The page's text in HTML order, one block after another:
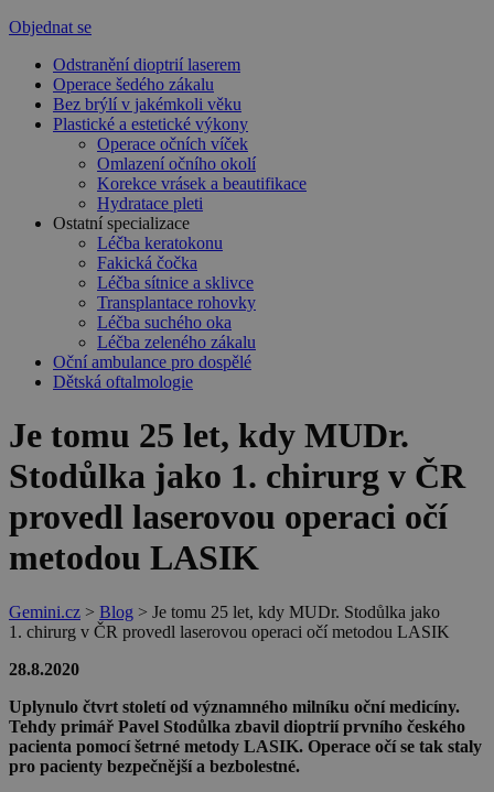
Objednat se
Odstranění dioptrií laserem
Operace šedého zákalu
Bez brýlí v jakémkoli věku
Plastické a estetické výkony
Operace očních víček
Omlazení očního okolí
Korekce vrásek a beautifikace
Hydratace pleti
Ostatní specializace
Léčba keratokonu
Fakická čočka
Léčba sítnice a sklivce
Transplantace rohovky
Léčba suchého oka
Léčba zeleného zákalu
Oční ambulance pro dospělé
Dětská oftalmologie
Je tomu 25 let, kdy MUDr.
Stodůlka jako 1. chirurg v ČR
provedl laserovou operaci očí
metodou LASIK
Gemini.cz > Blog > Je tomu 25 let, kdy MUDr. Stodůlka jako
1. chirurg v ČR provedl laserovou operaci očí metodou LASIK
28.8.2020
Uplynulo čtvrt století od významného milníku oční medicíny.
Tehdy primář Pavel Stodůlka zbavil dioptrií prvního českého
pacienta pomocí šetrné metody LASIK. Operace očí se tak staly
pro pacienty bezpečnější a bezbolestné.